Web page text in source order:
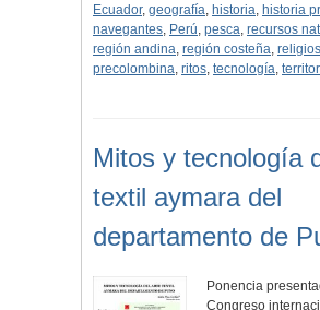
Ecuador, geografía, historia, historia
navegantes, Perú, pesca, recursos
región andina, región costeña,
precolombina, ritos, tecnología,
Mitos y tecnología
textil aymara del
departamento de
Ponencia
Congreso